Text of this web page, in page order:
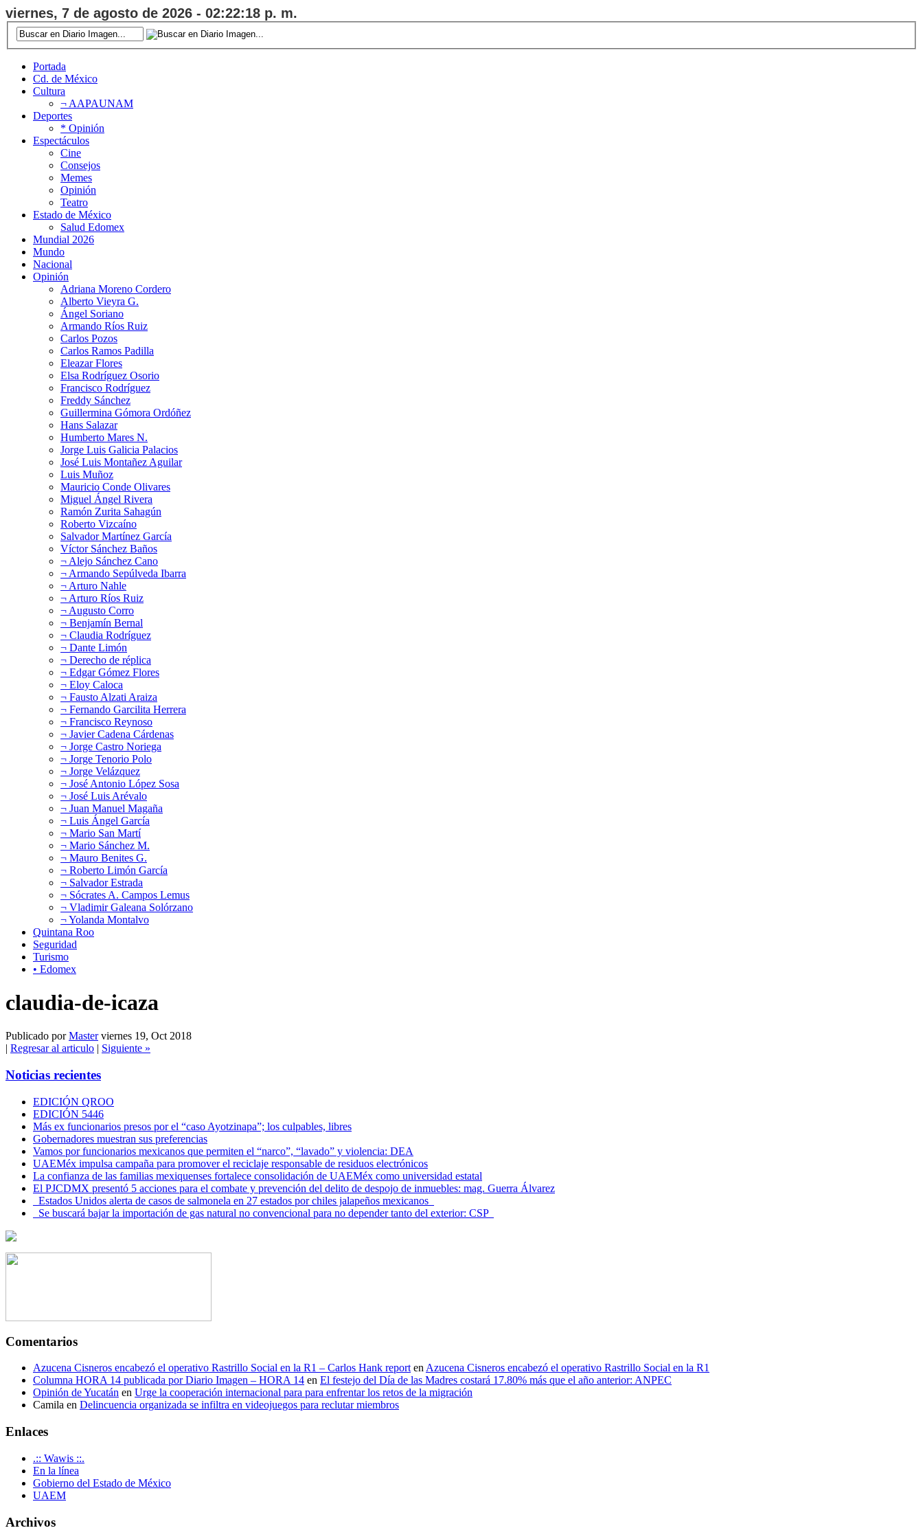
viernes, 7 de agosto de 2026 - 02:22:19 p. m.
Portada
Cd. de México
Cultura
¬ AAPAUNAM
Deportes
* Opinión
Espectáculos
Cine
Consejos
Memes
Opinión
Teatro
Estado de México
Salud Edomex
Mundial 2026
Mundo
Nacional
Opinión
Adriana Moreno Cordero
Alberto Vieyra G.
Ángel Soriano
Armando Ríos Ruiz
Carlos Pozos
Carlos Ramos Padilla
Eleazar Flores
Elsa Rodríguez Osorio
Francisco Rodríguez
Freddy Sánchez
Guillermina Gómora Ordóñez
Hans Salazar
Humberto Mares N.
Jorge Luis Galicia Palacios
José Luis Montañez Aguilar
Luis Muñoz
Mauricio Conde Olivares
Miguel Ángel Rivera
Ramón Zurita Sahagún
Roberto Vizcaíno
Salvador Martínez García
Víctor Sánchez Baños
¬ Alejo Sánchez Cano
¬ Armando Sepúlveda Ibarra
¬ Arturo Nahle
¬ Arturo Ríos Ruiz
¬ Augusto Corro
¬ Benjamín Bernal
¬ Claudia Rodríguez
¬ Dante Limón
¬ Derecho de réplica
¬ Edgar Gómez Flores
¬ Eloy Caloca
¬ Fausto Alzati Araiza
¬ Fernando Garcilita Herrera
¬ Francisco Reynoso
¬ Javier Cadena Cárdenas
¬ Jorge Castro Noriega
¬ Jorge Tenorio Polo
¬ Jorge Velázquez
¬ José Antonio López Sosa
¬ José Luis Arévalo
¬ Juan Manuel Magaña
¬ Luis Ángel García
¬ Mario San Martí
¬ Mario Sánchez M.
¬ Mauro Benites G.
¬ Roberto Limón García
¬ Salvador Estrada
¬ Sócrates A. Campos Lemus
¬ Vladimir Galeana Solórzano
¬ Yolanda Montalvo
Quintana Roo
Seguridad
Turismo
• Edomex
claudia-de-icaza
Publicado porMaster viernes 19, Oct 2018
Regresar al articulo Siguiente »
Noticias recientes
EDICIÓN QROO
EDICIÓN 5446
Más ex funcionarios presos por el “caso Ayotzinapa”; los culpables, libres
Gobernadores muestran sus preferencias
Vamos por funcionarios mexicanos que permiten el “narco”, “lavado” y violencia: DEA
UAEMéx impulsa campaña para promover el reciclaje responsable de residuos electrónicos
La confianza de las familias mexiquenses fortalece consolidación de UAEMéx como universidad estatal
El PJCDMX presentó 5 acciones para el combate y prevención del delito de despojo de inmuebles: mag. Guerra Álvarez
Estados Unidos alerta de casos de salmonela en 27 estados por chiles jalapeños mexicanos
Se buscará bajar la importación de gas natural no convencional para no depender tanto del exterior: CSP
Comentarios
Azucena Cisneros encabezó el operativo Rastrillo Social en la R1 – Carlos Hank report en Azucena Cisneros encabezó el operativo Rastrillo Social en la R1
Columna HORA 14 publicada por Diario Imagen – HORA 14 en El festejo del Día de las Madres costará 17.80% más que el año anterior: ANPEC
Opinión de Yucatán en Urge la cooperación internacional para para enfrentar los retos de la migración
Camila en Delincuencia organizada se infiltra en videojuegos para reclutar miembros
Enlaces
.:: Wawis ::.
En la línea
Gobierno del Estado de México
UAEM
Archivos